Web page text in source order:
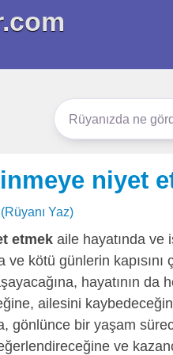
niyet
Yaz)
etmek aile hayatında ve
kötü günlerin kapısını
hayatının
ailesini
gönlünce bir yaşam
ve